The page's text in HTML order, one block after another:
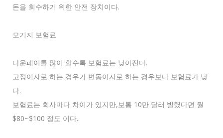
돈을 회수하기 위한 안전 장치이다.
모기지 보험료
다운페이를 많이 할수록 보험료는 낮아진다.
고정이자로 하는 경우가 변동이자로 하는 경우보다 보험료가 낮
다.
보험료는 회사마다 차이가 있지만,보통 10만 달러 빌렸다면 월
$80~$100 정도 이다.